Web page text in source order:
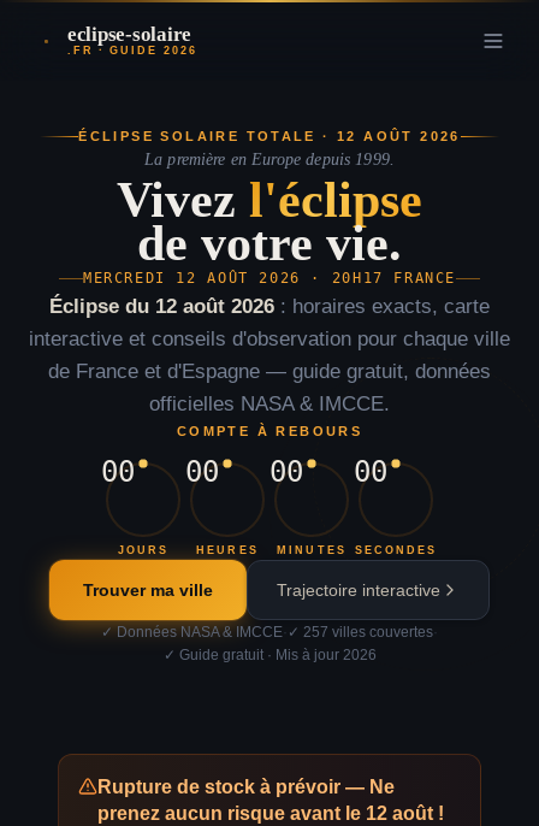
eclipse-solaire
.FR · GUIDE 2026
ÉCLIPSE SOLAIRE TOTALE · 12 AOÛT 2026
La première en Europe depuis 1999.
Vivez l'éclipse
de votre vie.
MERCREDI 12 AOÛT 2026 · 20H17 FRANCE
Éclipse du 12 août 2026 : horaires exacts, carte
interactive et conseils d'observation pour chaque ville
de France et d'Espagne — guide gratuit, données
officielles NASA & IMCCE.
COMPTE À REBOURS
00
JOURS
00
HEURES
00
MINUTES
00
SECONDES
Trouver ma ville Trajectoire interactive
✓ Données NASA & IMCCE· ✓ 257 villes couvertes·
✓ Guide gratuit · Mis à jour 2026
Rupture de stock à prévoir — Ne
prenez aucun risque avant le 12 août !